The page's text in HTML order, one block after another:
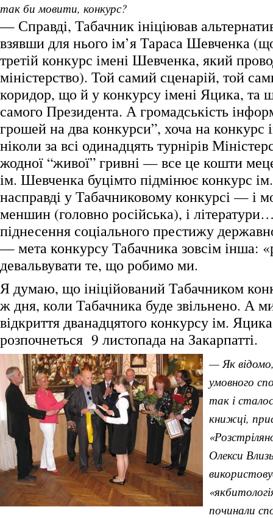
так би мовити, конкурс?
— Справді, Табачник ініціював
взявши для нього ім’я Тараса Шевченка
третій конкурс імені Шевченка, який
міністерство). Той самий сценарій, той
коридор, що й у конкурсу імені Яцика, та
самого Президента. А громадськість
грошей на два конкурси”, хоча на конкурс
ніколи за всі одинадцять турнірів
жодної “живої” гривні — все це кошти
ім. Шевченка буцімто підмінює конкурс
насправді у Табачниковому конкурсі — і
меншин (головно російська), і
піднесення соціального престижу
— мета конкурсу Табачника зовсім інша:
девальвувати те, що робимо ми.
Я думаю, що ініційований Табачником
ж дня, коли Табачника буде звільнено. А
відкриття дванадцятого конкурсу ім.
розпочнеться 9 листопада на Закарпатті.
— Як
умовного
так і
книжці,
Олекси
починали